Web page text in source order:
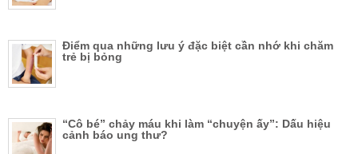
Điểm qua những lưu ý đặc biệt cần nhớ khi chăm
trẻ bị bỏng
“Cô bé” chảy máu khi làm “chuyện ấy”: Dấu hiệu
cảnh báo ung thư?